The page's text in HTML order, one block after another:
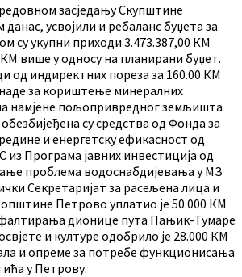
засједању Скупштине
усвојили и ребаланс буџета за
су укупни приходи 3.473.387,00 КМ
КМ више у односу на планирани буџет.
од индиректних пореза за 160.00 КМ
за кориштење минералних
намјене пољопривредног земљишта
су средства од Фонда за
и енергетску ефикасност од
из Програма јавних инвестиција од
проблема водоснабдијевања у МЗ
Секретаријат за расељена лица и
Петрово уплатио је 50.000 КМ
дионице пута Пањик-Тумаре
и културе одобрило је 28.000 КМ
и опреме за потребе функционисања
у Петрову.